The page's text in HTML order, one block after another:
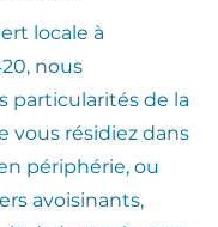
locale à
nous
particularités de la
vous résidiez dans
périphérie, ou
avoisinants,